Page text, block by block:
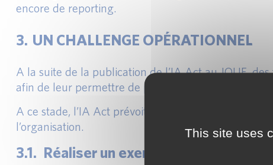
encore de reporting.
3. UN CHALLENGE OPÉRATIONNEL
A la suite de la publication de l’IA Act au JOUE,
afin de leur permettre de progresser dans
A ce stade, l’IA Act prévoit la mise en œuvre d’un
l’organisation.
3.1. Réaliser un exercice de
This site uses